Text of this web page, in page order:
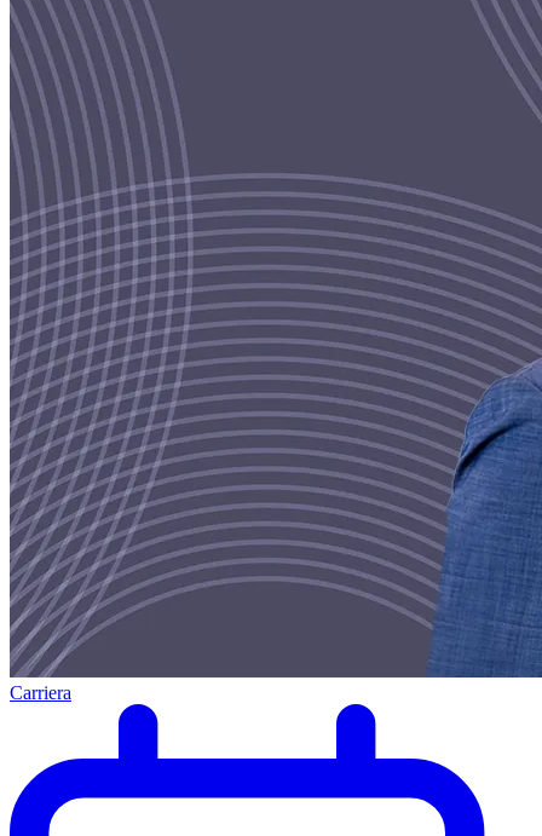
Carriera